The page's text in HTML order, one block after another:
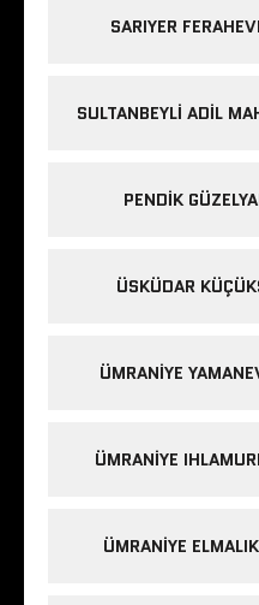
SARIYER
SULTANBEYLI ADIL
PENDIK
ÜSKÜDAR
ÜMRANIYE
ÜMRANIYE
ÜMRANIYE